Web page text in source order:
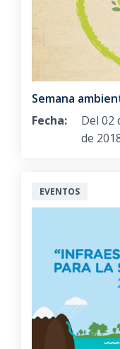
Semana
Fecha:
Del 02
de
EVENTOS